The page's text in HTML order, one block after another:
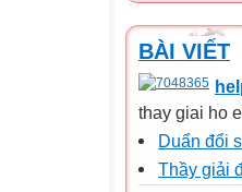
BÀI VIẾT
thay giai ho
Duẩn đổi
Thầy giải